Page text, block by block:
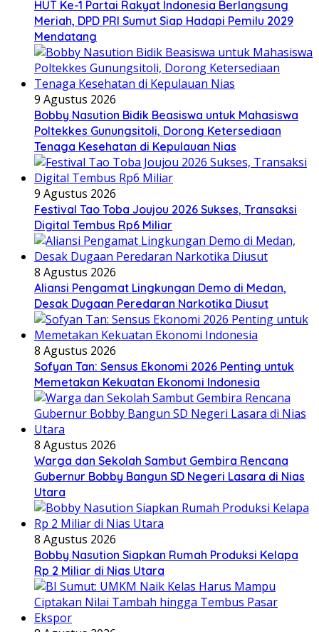
HUT Ke-1 Partai Rakyat Indonesia Berlangsung
Meriah, DPD PRI Sumut Siap Hadapi Pemilu 2029
Mendatang
9 Agustus 2026
Bobby Nasution Bidik Beasiswa untuk Mahasiswa
Poltekkes Gunungsitoli, Dorong Ketersediaan
Tenaga Kesehatan di Kepulauan Nias
9 Agustus 2026
Festival Tao Toba Joujou 2026 Sukses, Transaksi
Digital Tembus Rp6 Miliar
8 Agustus 2026
Aliansi Pengamat Lingkungan Demo di Medan,
Desak Dugaan Peredaran Narkotika Diusut
8 Agustus 2026
Sofyan Tan: Sensus Ekonomi 2026 Penting untuk
Memetakan Kekuatan Ekonomi Indonesia
8 Agustus 2026
Warga dan Sekolah Sambut Gembira Rencana
Gubernur Bobby Bangun SD Negeri Lasara di Nias
Utara
8 Agustus 2026
Bobby Nasution Siapkan Rumah Produksi Kelapa
Rp 2 Miliar di Nias Utara